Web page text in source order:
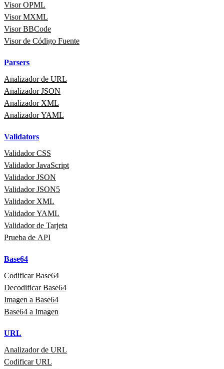
Visor OPML
Visor MXML
Visor BBCode
Visor de Código Fuente
Parsers
Analizador de URL
Analizador JSON
Analizador XML
Analizador YAML
Validators
Validador CSS
Validador JavaScript
Validador JSON
Validador JSON5
Validador XML
Validador YAML
Validador de Tarjeta
Prueba de API
Base64
Codificar Base64
Decodificar Base64
Imagen a Base64
Base64 a Imagen
URL
Analizador de URL
Codificar URL